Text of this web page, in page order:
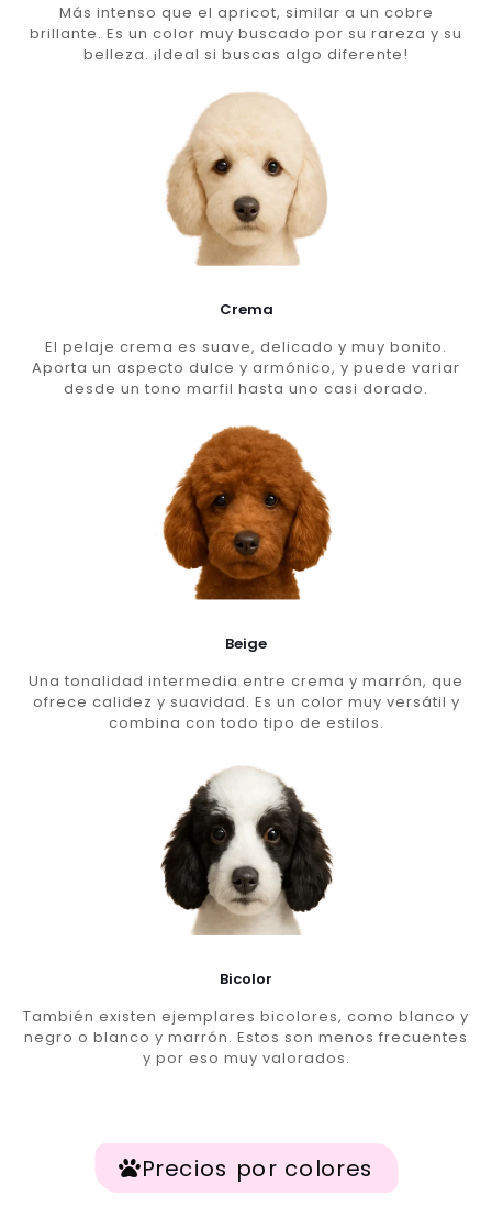
Más intenso que el apricot, similar a un cobre
brillante. Es un color muy buscado por su rareza y su
belleza. ¡Ideal si buscas algo diferente!
Crema
El pelaje crema es suave, delicado y muy bonito.
Aporta un aspecto dulce y armónico, y puede variar
desde un tono marfil hasta uno casi dorado.
Beige
Una tonalidad intermedia entre crema y marrón, que
ofrece calidez y suavidad. Es un color muy versátil y
combina con todo tipo de estilos.
Bicolor
También existen ejemplares bicolores, como blanco y
negro o blanco y marrón. Estos son menos frecuentes
y por eso muy valorados.
Precios por colores